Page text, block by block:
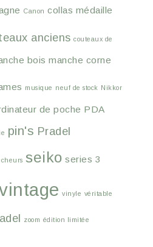
Canon collas médaille
anciens couteaux de
bois manche corne
musique neuf de stock Nikkor
de poche PDA
pin's Pradel
seiko series 3
vinyle véritable
zoom édition limitée